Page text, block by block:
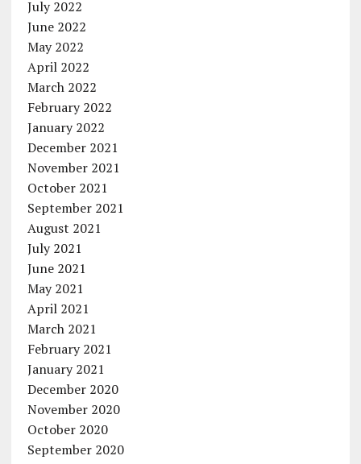
July 2022
June 2022
May 2022
April 2022
March 2022
February 2022
January 2022
December 2021
November 2021
October 2021
September 2021
August 2021
July 2021
June 2021
May 2021
April 2021
March 2021
February 2021
January 2021
December 2020
November 2020
October 2020
September 2020